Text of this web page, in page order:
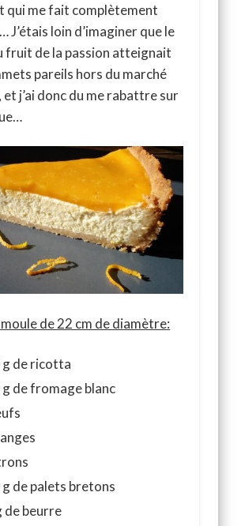
qui me fait complètement
J’étais loin d’imaginer que le
fruit de la passion atteignait
pareils hors du marché
et j’ai donc du me rabattre sur
de 22 cm de diamètre:
g de ricotta
de fromage blanc
de palets bretons
de beurre